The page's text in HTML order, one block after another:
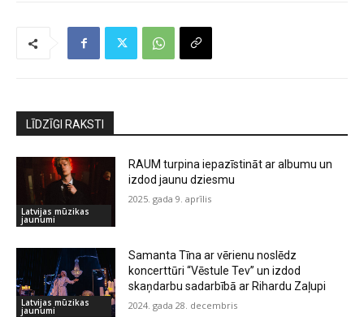
LĪDZĪGI RAKSTI
Latvijas mūzikas
jaunumi
RAUM turpina iepazīstināt ar albumu un
izdod jaunu dziesmu
2025. gada 9. aprīlis
Latvijas mūzikas
jaunumi
Samanta Tīna ar vērienu noslēdz
koncerttūri “Vēstule Tev” un izdod
skaņdarbu sadarbībā ar Rihardu Zaļupi
2024. gada 28. decembris